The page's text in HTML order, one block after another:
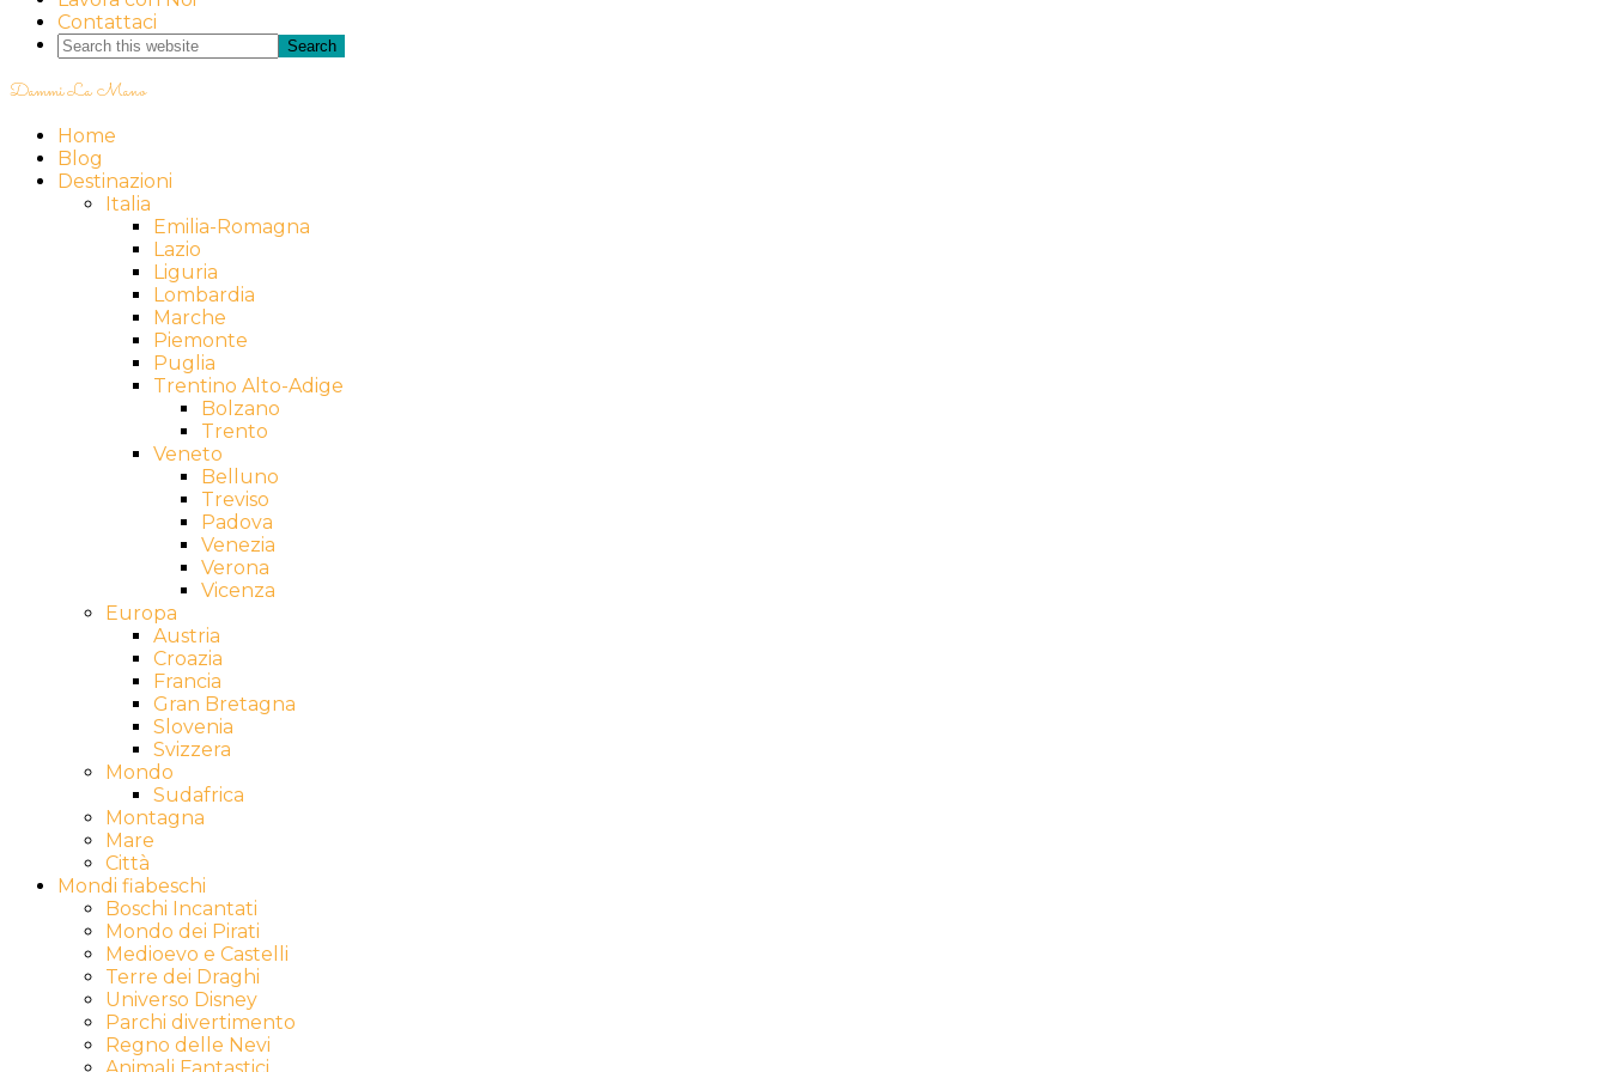
Contattaci
Dammi La Mano
Home
Blog
Destinazioni
Italia
Emilia-Romagna
Lazio
Liguria
Lombardia
Marche
Piemonte
Puglia
Trentino Alto-Adige
Bolzano
Trento
Veneto
Belluno
Treviso
Padova
Venezia
Verona
Vicenza
Europa
Austria
Croazia
Francia
Gran Bretagna
Slovenia
Svizzera
Mondo
Sudafrica
Montagna
Mare
Città
Mondi fiabeschi
Boschi Incantati
Mondo dei Pirati
Medioevo e Castelli
Terre dei Draghi
Universo Disney
Parchi divertimento
Regno delle Nevi